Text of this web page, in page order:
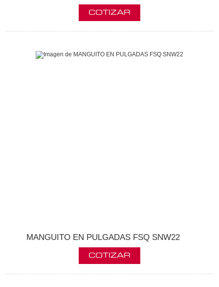
MANGUITO EN PULGADAS FSQ SNW22